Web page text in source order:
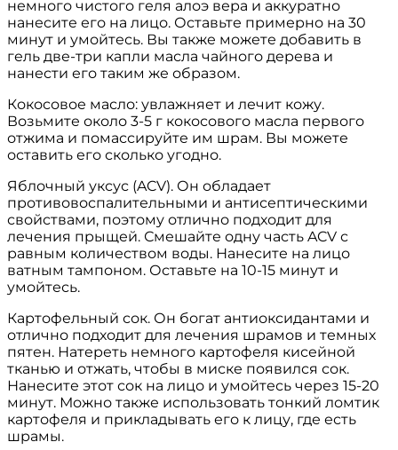
немного чистого геля алоэ вера и аккуратно
нанесите его на лицо. Оставьте примерно на 30
минут и умойтесь. Вы также можете добавить в
гель две-три капли масла чайного дерева и
нанести его таким же образом.
Кокосовое масло: увлажняет и лечит кожу.
Возьмите около 3-5 г кокосового масла первого
отжима и помассируйте им шрам. Вы можете
оставить его сколько угодно.
Яблочный уксус (ACV). Он обладает
противовоспалительными и антисептическими
свойствами, поэтому отлично подходит для
лечения прыщей. Смешайте одну часть ACV с
равным количеством воды. Нанесите на лицо
ватным тампоном. Оставьте на 10-15 минут и
умойтесь.
Картофельный сок. Он богат антиоксидантами и
отлично подходит для лечения шрамов и темных
пятен. Натереть немного картофеля кисейной
тканью и отжать, чтобы в миске появился сок.
Нанесите этот сок на лицо и умойтесь через 15-20
минут. Можно также использовать тонкий ломтик
картофеля и прикладывать его к лицу, где есть
шрамы.